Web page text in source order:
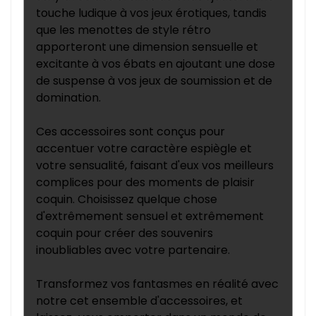
touche ludique à vos jeux érotiques, tandis
que les menottes de style rétro
apporteront une dimension sensuelle et
excitante à vos ébats en ajoutant une dose
de suspense à vos jeux de soumission et de
domination.
Ces accessoires sont conçus pour
accentuer votre caractère espiègle et
votre sensualité, faisant d'eux vos meilleurs
complices pour des moments de plaisir
coquin. Choisissez quelque chose
d'extrêmement sensuel et extrêmement
coquin pour créer des souvenirs
inoubliables avec votre partenaire.
Transformez vos fantasmes en réalité avec
notre cet ensemble d'accessoires, et